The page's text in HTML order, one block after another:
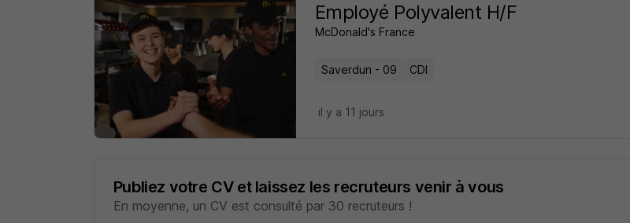
Employé Polyvalent H/F
McDonald's France
Saverdun - 09 CDI
il y a 11 jours
Publiez votre CV et laissez les recruteurs venir à vous
En moyenne, un CV est consulté par 30 recruteurs !